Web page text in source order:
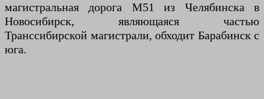
магистральная дорога М51 из Челябинска в
Новосибирск, являющаяся частью
Транссибирской магистрали, обходит Барабинск с
юга.